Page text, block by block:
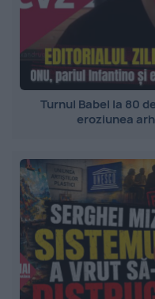
Turnul Babel la 80
eroziunea